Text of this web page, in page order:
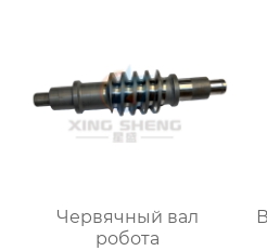
Червячный вал
робота